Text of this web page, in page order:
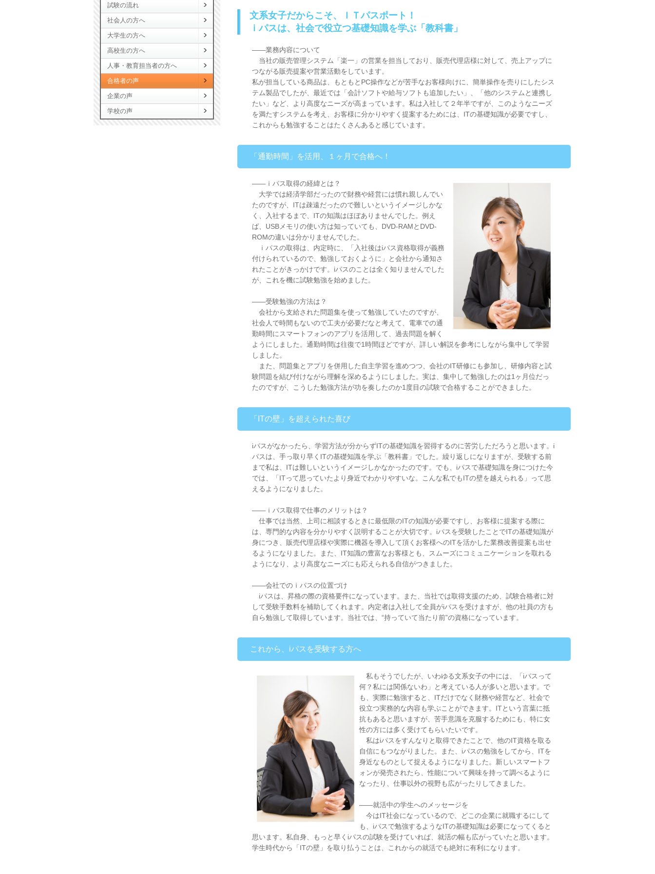
試験の流れ
社会人の方へ
大学生の方へ
高校生の方へ
人事・教育担当者の方へ
合格者の声
企業の声
学校の声
文系女子だからこそ、ＩＴパスポート！
ｉパスは、社会で役立つ基礎知識を学ぶ「教科書」
――業務内容について
当社の販売管理システム「楽一」の営業を担当しており、販売代理店様に対して、売上アップに
つながる販売提案や営業活動をしています。
私が担当している商品は、もともとPC操作などが苦手なお客様向けに、簡単操作を売りにしたシス
テム製品でしたが、最近では「会計ソフトや給与ソフトも追加したい」、「他のシステムと連携し
たい」など、より高度なニーズが高まっています。私は入社して２年半ですが、このようなニーズ
を満たすシステムを考え、お客様に分かりやすく提案するためには、ITの基礎知識が必要ですし、
これからも勉強することはたくさんあると感じています。
「通勤時間」を活用、１ヶ月で合格へ！
――ｉパス取得の経緯とは？
大学では経済学部だったので財務や経営には慣れ親しんでい
たのですが、ITは疎遠だったので難しいというイメージしかな
く、入社するまで、ITの知識はほぼありませんでした。例え
ば、USBメモリの使い方は知っていても、DVD-RAMとDVD-
ROMの違いは分かりませんでした。
ｉパスの取得は、内定時に、「入社後はiパス資格取得が義務
付けられているので、勉強しておくように」と会社から通知さ
れたことがきっかけです。iパスのことは全く知りませんでした
が、これを機に試験勉強を始めました。
——受験勉強の方法は？
会社から支給された問題集を使って勉強していたのですが、
社会人で時間もないので工夫が必要だなと考えて、電車での通
勤時間にスマートフォンのアプリを活用して、過去問題を解く
ようにしました。通勤時間は往復で1時間ほどですが、詳しい解説を参考にしながら集中して学習
しました。
また、問題集とアプリを併用した自主学習を進めつつ、会社のIT研修にも参加し、研修内容と試
験問題を結び付けながら理解を深めるようにしました。実は、集中して勉強したのは1ヶ月位だっ
たのですが、こうした勉強方法が功を奏したのか1度目の試験で合格することができました。
「ITの壁」を超えられた喜び
iパスがなかったら、学習方法が分からずITの基礎知識を習得するのに苦労しただろうと思います。i
パスは、手っ取り早くITの基礎知識を学ぶ「教科書」でした。繰り返しになりますが、受験する前
まで私は、ITは難しいというイメージしかなかったのです。でも、iパスで基礎知識を身につけた今
では、「ITって思っていたより身近でわかりやすいな。こんな私でもITの壁を越えられる」って思
えるようになりました。
――ｉパス取得で仕事のメリットは？
仕事では当然、上司に相談するときに最低限のITの知識が必要ですし、お客様に提案する際に
は、専門的な内容を分かりやすく説明することが大切です。iパスを受験したことでITの基礎知識が
身につき、販売代理店様や実際に機器を導入して頂くお客様へのITを活かした業務改善提案も出せ
るようになりました。また、IT知識の豊富なお客様とも、スムーズにコミュニケーションを取れる
ようになり、より高度なニーズにも応えられる自信がつきました。
――会社でのｉパスの位置づけ
iパスは、昇格の際の資格要件になっています。また、当社では取得支援のため、試験合格者に対
して受験手数料を補助してくれます。内定者は入社して全員がiパスを受けますが、他の社員の方も
自ら勉強して取得しています。当社では、“持っていて当たり前”の資格になっています。
これから、iパスを受験する方へ
私もそうでしたが、いわゆる文系女子の中には、「iパスって
何？私には関係ないわ」と考えている人が多いと思います。で
も、実際に勉強すると、ITだけでなく財務や経営など、社会で
役立つ実務的な内容も学ぶことができます。ITという言葉に抵
抗もあると思いますが、苦手意識を克服するためにも、特に女
性の方には多く受けてもらいたいです。
私はiパスをすんなりと取得できたことで、他のIT資格を取る
自信にもつながりました。また、iパスの勉強をしてから、ITを
身近なものとして捉えるようになりました。新しいスマートフ
ォンが発売されたら、性能について興味を持って調べるように
なったり、仕事以外の視野も広がったりしてきました。
――就活中の学生へのメッセージを
今はIT社会になっているので、どこの企業に就職するにして
も、iパスで勉強するようなITの基礎知識は必要になってくると
思います。私自身、もっと早くiパスの試験を受けていれば、就活の幅も広がっていたと思います。
学生時代から「ITの壁」を取り払うことは、これからの就活でも絶対に有利になります。